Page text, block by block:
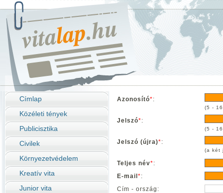
Címlap
Közéleti tények
Publicisztika
Civilek
Környezetvédelem
Kreatív vita
Junior vita
Azonosító*:
(5 -
Jelszó*:
(5 -
Jelszó (újra)*:
(a két
Teljes név*:
E-mail *:
Cím - ország: